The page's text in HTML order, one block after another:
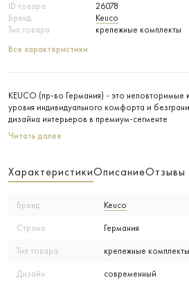
ID товара
26078
Бренд
Keuco
Тип товара
крепежные комплекты
Все характеристики
KEUCO (пр-во Германия) - это неповторимые
уровня индивидуального комфорта и
дизайна интерьеров в премиум-сегменте
Читать далее
ХарактеристикиОписаниеОтзывы
Бренд Keuco
Страна Германия
Тип товара крепежные комплекты
Дизайн современный